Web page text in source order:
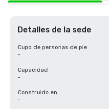
Detalles de la sede
Cupo de personas de pie
-
Capacidad
-
Construido en
-